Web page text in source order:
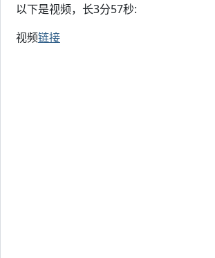
以下是视频，长3分57秒:
视频链接